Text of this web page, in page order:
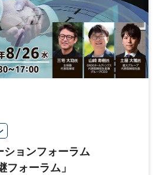
ションフォーラム
フォーラム」